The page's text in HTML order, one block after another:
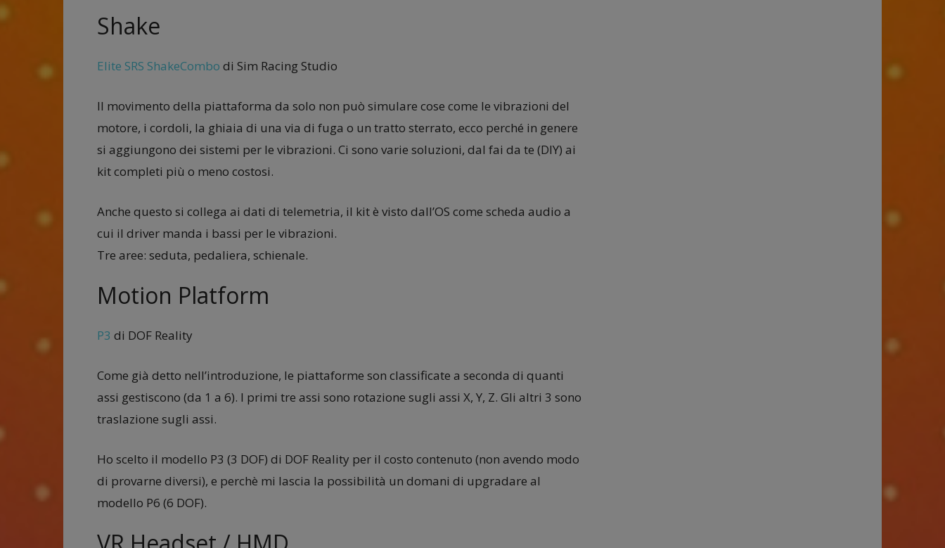
Shake
Elite SRS ShakeCombo di Sim Racing Studio
Il movimento della piattaforma da solo non può simulare cose come le vibrazioni del
motore, i cordoli, la ghiaia di una via di fuga o un tratto sterrato, ecco perché in genere
si aggiungono dei sistemi per le vibrazioni. Ci sono varie soluzioni, dal fai da te (DIY) ai
kit completi più o meno costosi.
Anche questo si collega ai dati di telemetria, il kit è visto dall’OS come scheda audio a
cui il driver manda i bassi per le vibrazioni.
Tre aree: seduta, pedaliera, schienale.
Motion Platform
P3 di DOF Reality
Come già detto nell’introduzione, le piattaforme son classificate a seconda di quanti
assi gestiscono (da 1 a 6). I primi tre assi sono rotazione sugli assi X, Y, Z. Gli altri 3 sono
traslazione sugli assi.
Ho scelto il modello P3 (3 DOF) di DOF Reality per il costo contenuto (non avendo modo
di provarne diversi), e perchè mi lascia la possibilità un domani di upgradare al
modello P6 (6 DOF).